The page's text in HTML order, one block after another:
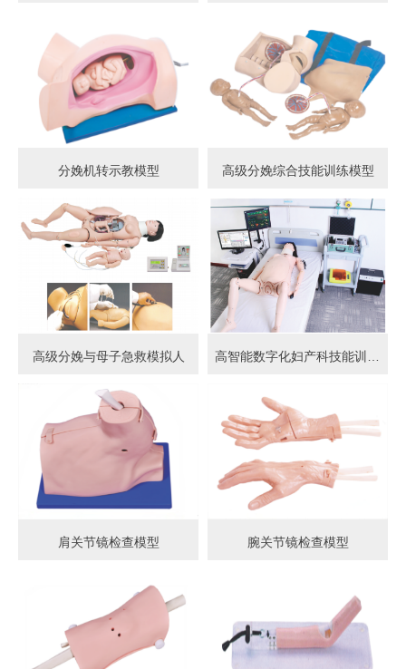
分娩机转示教模型 高级分娩综合技能训练模型
高级分娩与母子急救模拟人
肩关节镜检查模型 腕关节镜检查模型